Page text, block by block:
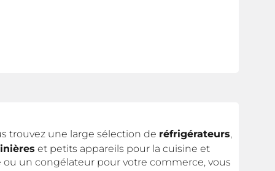
trouvez une large sélection de réfrigérateurs,
et petits appareils pour la cuisine et
ou un congélateur pour votre commerce, vous